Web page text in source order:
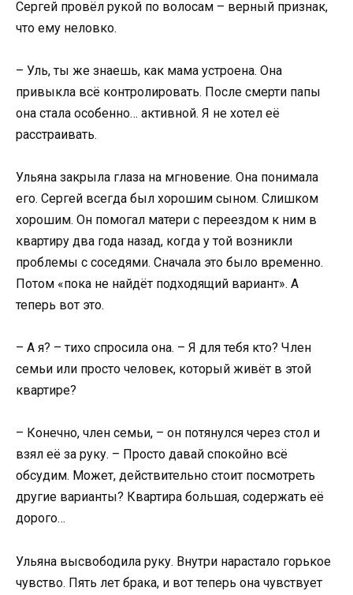
Сергей провёл рукой по волосам – верный признак,
что ему неловко.
– Уль, ты же знаешь, как мама устроена. Она
привыкла всё контролировать. После смерти папы
она стала особенно… активной. Я не хотел её
расстраивать.
Ульяна закрыла глаза на мгновение. Она понимала
его. Сергей всегда был хорошим сыном. Слишком
хорошим. Он помогал матери с переездом к ним в
квартиру два года назад, когда у той возникли
проблемы с соседями. Сначала это было временно.
Потом «пока не найдёт подходящий вариант». А
теперь вот это.
– А я? – тихо спросила она. – Я для тебя кто? Член
семьи или просто человек, который живёт в этой
квартире?
– Конечно, член семьи, – он потянулся через стол и
взял её за руку. – Просто давай спокойно всё
обсудим. Может, действительно стоит посмотреть
другие варианты? Квартира большая, содержать её
дорого…
Ульяна высвободила руку. Внутри нарастало горькое
чувство. Пять лет брака, и вот теперь она чувствует